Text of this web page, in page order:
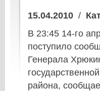
15.04.2010 /
В 23:45 14-го
поступило
Генерала
района,